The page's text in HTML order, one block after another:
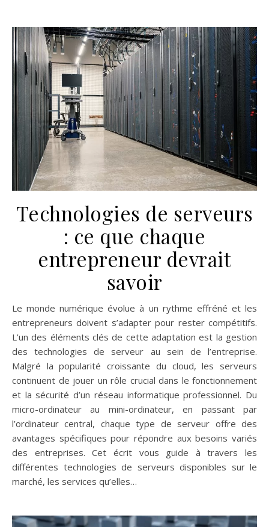
Technologies de serveurs
: ce que chaque
entrepreneur devrait
savoir
Le monde numérique évolue à un rythme effréné et les
entrepreneurs doivent s’adapter pour rester compétitifs.
L’un des éléments clés de cette adaptation est la gestion
des technologies de serveur au sein de l’entreprise.
Malgré la popularité croissante du cloud, les serveurs
continuent de jouer un rôle crucial dans le fonctionnement
et la sécurité d’un réseau informatique professionnel. Du
micro-ordinateur au mini-ordinateur, en passant par
l’ordinateur central, chaque type de serveur offre des
avantages spécifiques pour répondre aux besoins variés
des entreprises. Cet écrit vous guide à travers les
différentes technologies de serveurs disponibles sur le
marché, les services qu’elles…